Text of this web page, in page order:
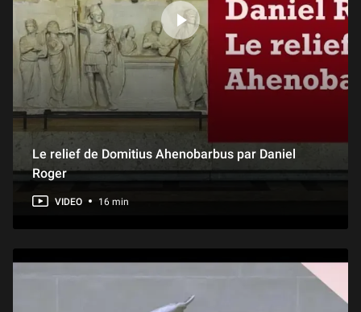
Le relief de Domitius Ahenobarbus par Daniel
Roger
VIDEO 16 min